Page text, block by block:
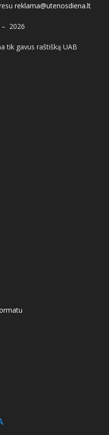
reklama@utenosdiena.lt
2026
tik gavus raštišką UAB